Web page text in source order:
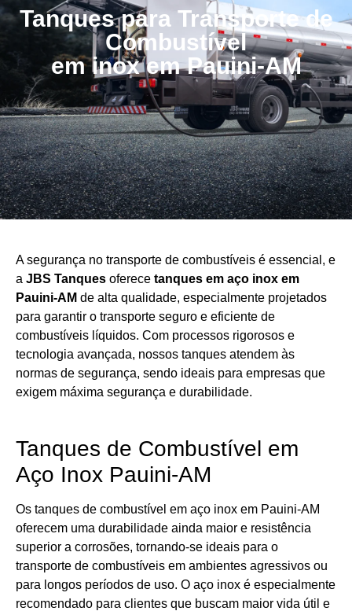
Tanques para Transporte de
Combustível
em inox em Pauini-AM
A segurança no transporte de combustíveis é essencial, e
a JBS Tanques oferece tanques em aço inox em
Pauini-AM de alta qualidade, especialmente projetados
para garantir o transporte seguro e eficiente de
combustíveis líquidos. Com processos rigorosos e
tecnologia avançada, nossos tanques atendem às
normas de segurança, sendo ideais para empresas que
exigem máxima segurança e durabilidade.
Tanques de Combustível em
Aço Inox Pauini-AM
Os tanques de combustível em aço inox em Pauini-AM
oferecem uma durabilidade ainda maior e resistência
superior a corrosões, tornando-se ideais para o
transporte de combustíveis em ambientes agressivos ou
para longos períodos de uso. O aço inox é especialmente
recomendado para clientes que buscam maior vida útil e